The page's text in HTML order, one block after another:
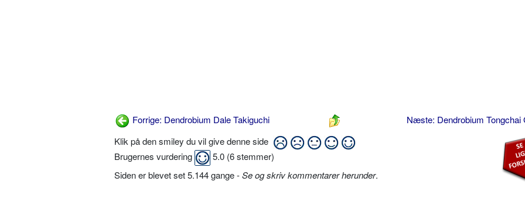
Forrige: Dendrobium Dale Takiguchi
Næste: Dendrobium Tongchai
Klik på den smiley du vil give denne side
Brugernes vurdering
5.0 (6stemmer)
Siden er blevet set 5.144 gange -Se og skriv kommentarer herunder.